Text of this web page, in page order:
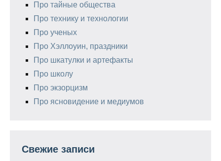
Про тайные общества
Про технику и технологии
Про ученых
Про Хэллоуин, праздники
Про шкатулки и артефакты
Про школу
Про экзорцизм
Про ясновидение и медиумов
Свежие записи